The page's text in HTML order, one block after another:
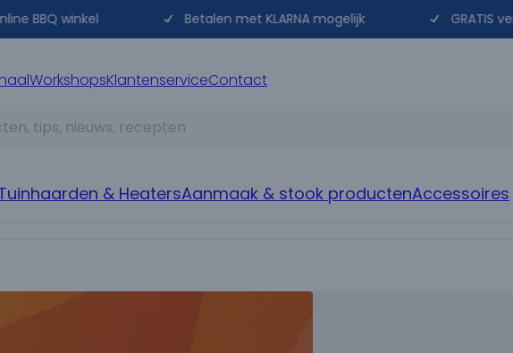
winkel Betalen met KLARNA mogelijk GRATIS
WorkshopsKlantenserviceContact
Keij
& HeatersAanmaak & stook productenAccessoires